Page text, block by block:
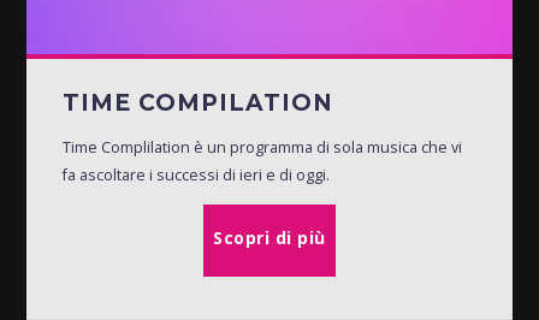
TIME COMPILATION
Time Complilation è un programma di sola musica che vi
fa ascoltare i successi di ieri e di oggi.
Scopri di più